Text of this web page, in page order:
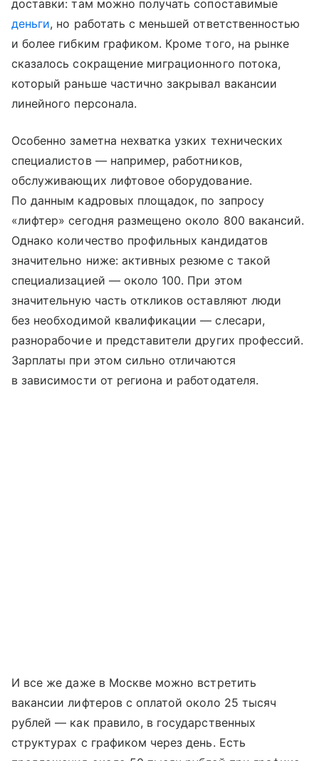
доставки: там можно получать сопоставимые
деньги, но работать с меньшей ответственностью
и более гибким графиком. Кроме того, на рынке
сказалось сокращение миграционного потока,
который раньше частично закрывал вакансии
линейного персонала.
Особенно заметна нехватка узких технических
специалистов — например, работников,
обслуживающих лифтовое оборудование.
По данным кадровых площадок, по запросу
«лифтер» сегодня размещено около 800 вакансий.
Однако количество профильных кандидатов
значительно ниже: активных резюме с такой
специализацией — около 100. При этом
значительную часть откликов оставляют люди
без необходимой квалификации — слесари,
разнорабочие и представители других профессий.
Зарплаты при этом сильно отличаются
в зависимости от региона и работодателя.
И все же даже в Москве можно встретить
вакансии лифтеров с оплатой около 25 тысяч
рублей — как правило, в государственных
структурах с графиком через день. Есть